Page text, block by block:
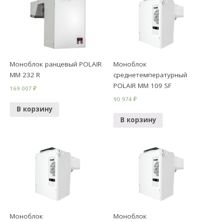
Моноблок ранцевый POLAIR
ММ 232 R
169 007₽
В корзину
Моноблок
среднетемпературный
POLAIR МM 109 SF
90 974₽
В корзину
Моноблок
Моноблок